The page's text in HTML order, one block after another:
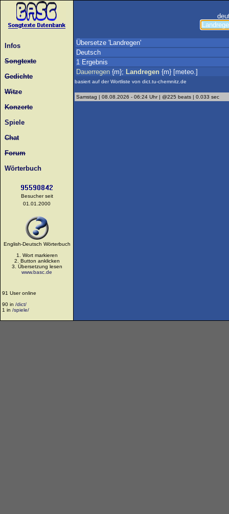
Infos
Songtexte
Gedichte
Witze
Konzerte
Spiele
Chat
Forum
Wörterbuch
Besucher seit
01.01.2000
English-Deutsch Wörterbuch
1. Wort markieren
2. Button anklicken
3. Übersetzung lesen
www.basc.de
91 User online
90 in /dict/
1 in /spiele/
Übersetze 'Landregen'
Deutsch
1 Ergebnis
Dauerregen {m}; Landregen {m} [meteo.]
basiert auf der Wortliste von dict.tu-chemnitz.de
Samstag | 08.08.2026 - 06:24 Uhr | @225 beats | 0.033 sec